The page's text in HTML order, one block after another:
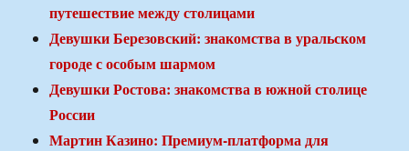
путешествие между столицами
Девушки Березовский: знакомства в уральском
городе с особым шармом
Девушки Ростова: знакомства в южной столице
России
Мартин Казино: Премиум-платформа для